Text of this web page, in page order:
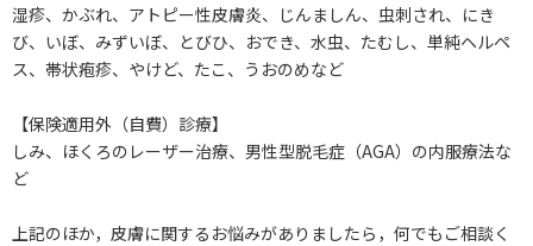
湿疹、かぶれ、アトピー性皮膚炎、じんましん、虫刺され、にき
び、いぼ、みずいぼ、とびひ、おでき、水虫、たむし、単純ヘルペ
ス、帯状疱疹、やけど、たこ、うおのめなど
【保険適用外（自費）診療】
しみ、ほくろのレーザー治療、男性型脱毛症（AGA）の内服療法な
ど
上記のほか，皮膚に関するお悩みがありましたら，何でもご相談く